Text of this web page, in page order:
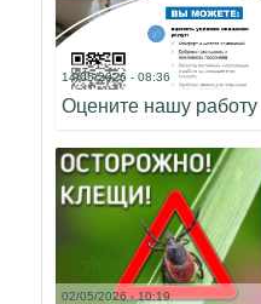
14/05/2026 - 08:36
Оцените нашу работу
02/05/2026 - 10:19